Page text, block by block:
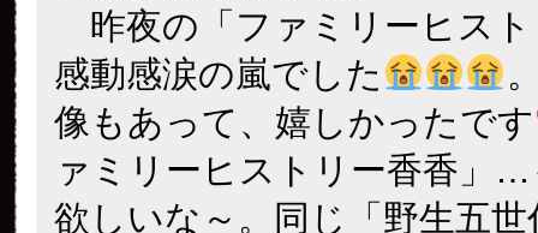
昨夜の「ファミリーヒスト
感動感涙の嵐でした
像もあって、嬉しかったです
ァミリーヒストリー香香」
欲しいな～。同じ「野生五